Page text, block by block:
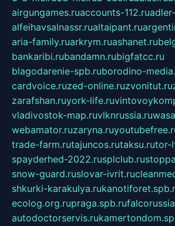
airgungames.ruaccounts-112.ru
alfeihavsalnassr.rualtaipant.ru
aria-family.ruarkrym.ruashanet.ru
bankaribi.rubandamn.rubigfatcc.ru
blagodarenie-spb.ruborodino-
cardvoice.ruzed-online.ruzvonitut.ru
zarafshan.ruyork-life.ru
vladivostok-map.ruvlknrussia.ru
webamator.ruzaryna.ru
trade-farm.rutajuncos.rutaksu.rutor-
spayderhed-2022.rusplclub.ru
snow-guard.ruslovar-ivrit.ru
shkurki-karakulya.ru
ecolog.org.rupraga.spb.ru
autodoctorservis.ru